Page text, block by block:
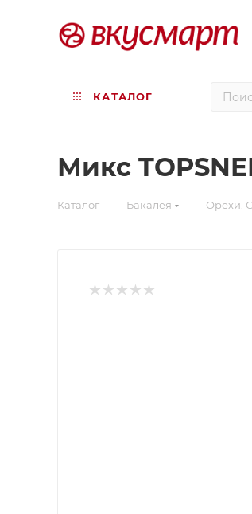
КАТАЛОГ
Микс
Каталог — Бакалея — Орехи.